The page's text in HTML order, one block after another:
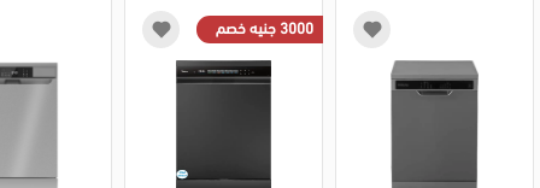
3000 جنيه خصم